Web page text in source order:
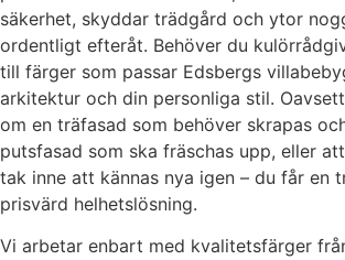
säkerhet, skyddar trädgård och ytor
ordentligt efteråt. Behöver du
till färger som passar Edsbergs
arkitektur och din personliga stil.
om en träfasad som behöver skrapas
putsfasad som ska fräschas upp, eller
tak inne att kännas nya igen – du får en
prisvärd helhetslösning.
Vi arbetar enbart med kvalitetsfärger